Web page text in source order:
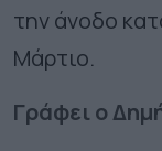
την άνοδο
Μάρτιο.
Γράφει ο